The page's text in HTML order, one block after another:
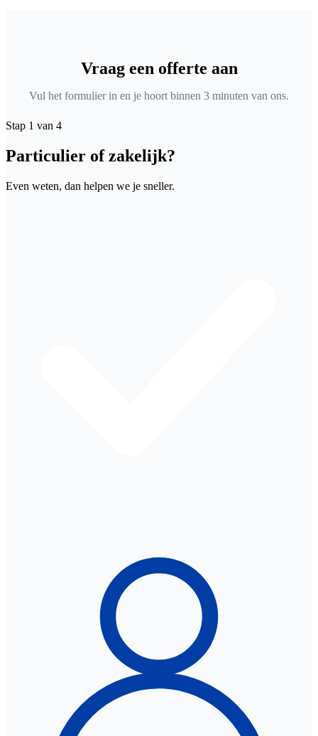
Vraag een offerte aan
Vul het formulier in en je hoort binnen 3 minuten van ons.
Stap 1 van 4
Particulier of zakelijk?
Even weten, dan helpen we je sneller.